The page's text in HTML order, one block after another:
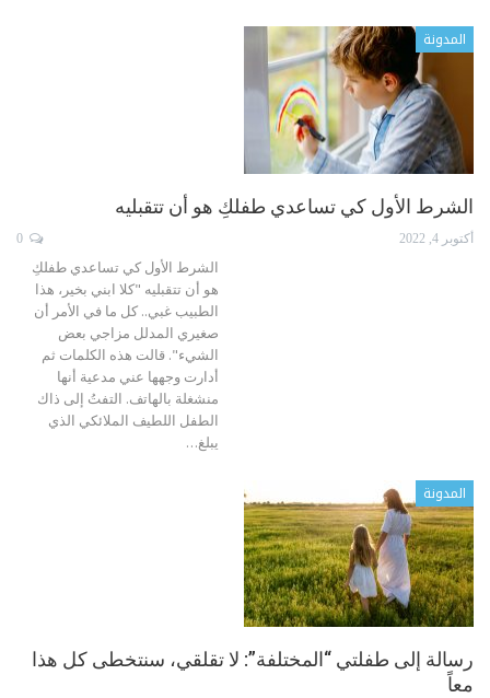
المدونة
الشرط الأول كي تساعدي طفلكِ هو أن تتقبليه
أكتوبر 4, 2022
الشرط الأول كي تساعدي طفلكِ
هو أن تتقبليه "كلا ابني بخير، هذا
الطبيب غبي.. كل ما في الأمر أن
صغيري المدلل مزاجي بعض
الشيء". قالت هذه الكلمات ثم
أدارت وجهها عني مدعية أنها
منشغلة بالهاتف. التفتُ إلى ذاك
الطفل اللطيف الملائكي الذي
يبلغ…
المدونة
رسالة إلى طفلتي “المختلفة”: لا تقلقي، سنتخطى كل هذا
معاً